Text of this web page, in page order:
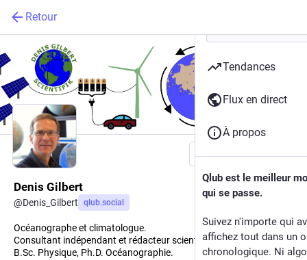
Retour
Suivre
Denis Gilbert
@Denis_Gilbert qlub.social
Océanographe et climatologue.
Consultant indépendant et rédacteur scientifique.
B.Sc. Physique, Ph.D. Océanographie.
Tendances
Flux en direct
À propos
Qlub est le meilleur
qui se passe.
Suivez n'importe qui
affichez tout dans un
chronologique. Ni